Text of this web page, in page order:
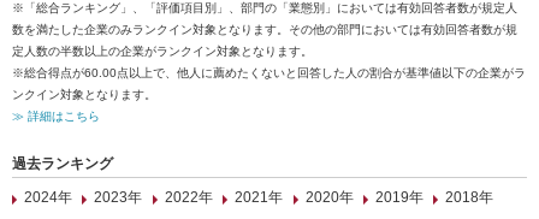
※「総合ランキング」、「評価項目別」、部門の「業態別」においては有効回答者数が規定人
数を満たした企業のみランクイン対象となります。その他の部門においては有効回答者数が規
定人数の半数以上の企業がランクイン対象となります。
※総合得点が60.00点以上で、他人に薦めたくないと回答した人の割合が基準値以下の企業がラ
ンクイン対象となります。
≫ 詳細はこちら
過去ランキング
2024年
2023年 2022年 2021年 2020年 2019年
2018年